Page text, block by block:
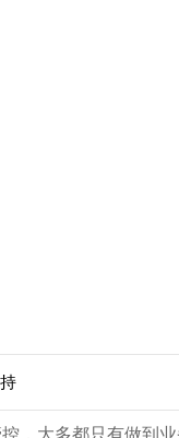
，大多都只有做到